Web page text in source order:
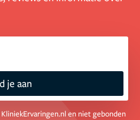
je aan
en niet gebonden